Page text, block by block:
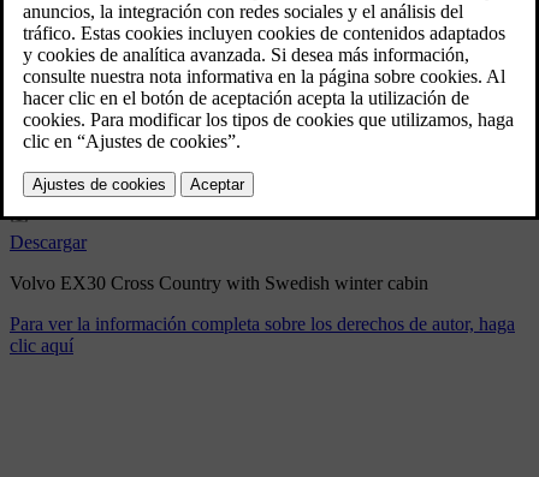
Volvo EX30 Cross Country
with Swedish winter cabin
2/10/2025
Marcador
Compartir
Descargar
Volvo EX30 Cross Country with Swedish winter cabin
Para ver la información completa sobre los derechos de autor, haga
clic aquí